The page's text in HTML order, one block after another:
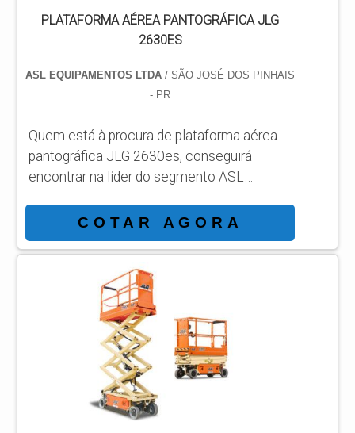
PLATAFORMA AÉREA PANTOGRÁFICA JLG
2630ES
ASL EQUIPAMENTOS LTDA/ SÃO JOSÉ DOS PINHAIS
- PR
Quem está à procura de plataforma aérea
pantográfica JLG 2630es, conseguirá
encontrar na líder do segmento ASL
por meio da própria empresa e achando a
líder em qualidade. MAIS SOBRE
PLATAFORMA AÉREA PANTOGRÁFICA
JLG 2630ES Quem quer achar plataforma
aérea pantográfica JLG 2630es em uma
companhia responsável, descobre o site da
ASL Equipamentos. Com grande know-how
focado em plataformas elevatória...
COTAR AGORA